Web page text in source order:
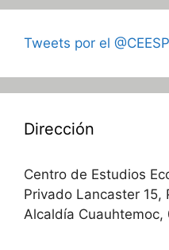
Tweets por el
Dirección
Centro de Estudios
Privado Lancaster 15,
Alcaldía